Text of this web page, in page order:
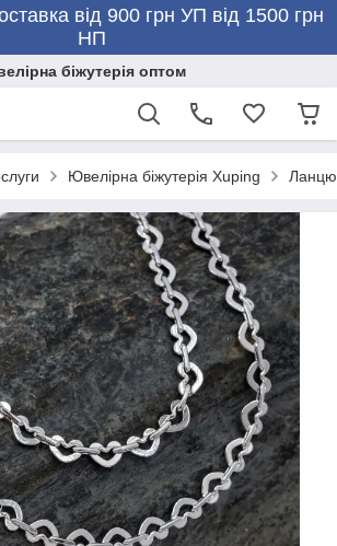
від 900 грн УП від 1500 грн
НП
біжутерія оптом
Ювелірна біжутерія Xuping